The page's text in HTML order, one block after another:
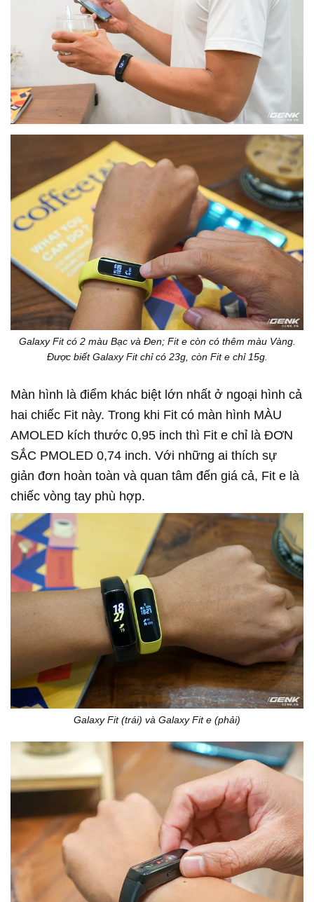
Galaxy Fit có 2 màu Bạc và Đen; Fit e còn có thêm màu Vàng.
Được biết Galaxy Fit chỉ có 23g, còn Fit e chỉ 15g.
Màn hình là điểm khác biệt lớn nhất ở ngoại hình cả
hai chiếc Fit này. Trong khi Fit có màn hình MÀU
AMOLED kích thước 0,95 inch thì Fit e chỉ là ĐƠN
SẮC PMOLED 0,74 inch. Với những ai thích sự
giản đơn hoàn toàn và quan tâm đến giá cả, Fit e là
chiếc vòng tay phù hợp.
Galaxy Fit (trái) và Galaxy Fit e (phải)